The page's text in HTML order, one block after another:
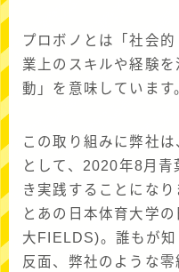
プロボノとは「社会
業上のスキルや経験
動」を意味しています
この取り組みに弊社
として、2020年8月
き実践することにな
とあの日本体育大学
大FIELDS)。誰もが知
反面、弊社のような